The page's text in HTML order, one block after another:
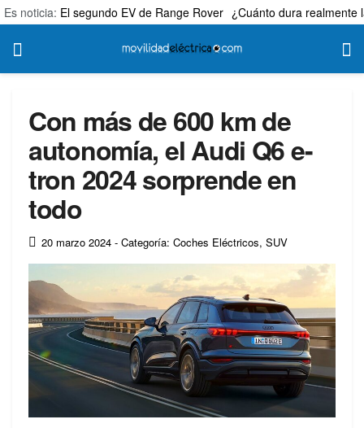
Es noticia: El segundo EV de Range Rover ¿Cuánto dura realmente
Con más de 600 km de
autonomía, el Audi Q6 e-
tron 2024 sorprende en
todo
20 marzo 2024 - Categoría: Coches Eléctricos, SUV